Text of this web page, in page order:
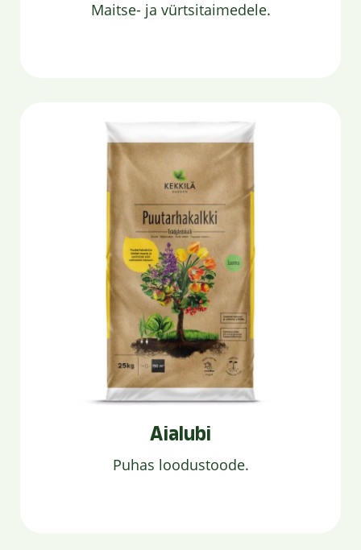
Maitse- ja vürtsitaimedele.
Aialubi
Puhas loodustoode.